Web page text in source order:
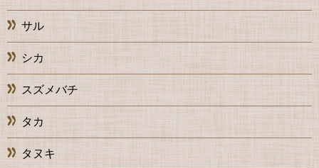
サル
シカ
スズメバチ
タカ
タヌキ